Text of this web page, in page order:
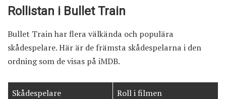
Rollistan i Bullet Train
Bullet Train har flera välkända och populära
skådespelare. Här är de främsta skådespelarna i den
ordning som de visas på iMDB.
Skådespelare Roll i filmen